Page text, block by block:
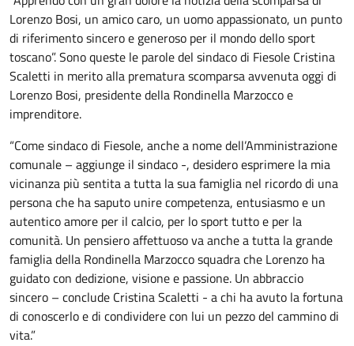
Lorenzo Bosi, un amico caro, un uomo appassionato, un punto
di riferimento sincero e generoso per il mondo dello sport
toscano”. Sono queste le parole del sindaco di Fiesole Cristina
Scaletti in merito alla prematura scomparsa avvenuta oggi di
Lorenzo Bosi, presidente della Rondinella Marzocco e
imprenditore.
“Come sindaco di Fiesole, anche a nome dell’Amministrazione
comunale – aggiunge il sindaco -, desidero esprimere la mia
vicinanza più sentita a tutta la sua famiglia nel ricordo di una
persona che ha saputo unire competenza, entusiasmo e un
autentico amore per il calcio, per lo sport tutto e per la
comunità. Un pensiero affettuoso va anche a tutta la grande
famiglia della Rondinella Marzocco squadra che Lorenzo ha
guidato con dedizione, visione e passione. Un abbraccio
sincero – conclude Cristina Scaletti - a chi ha avuto la fortuna
di conoscerlo e di condividere con lui un pezzo del cammino di
vita.”